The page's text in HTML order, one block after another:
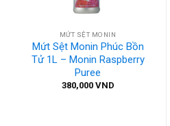
MỨT SỆT MONIN
Mứt Sệt Monin Phúc Bồn
Tử 1L – Monin Raspberry
Puree
380,000 VND